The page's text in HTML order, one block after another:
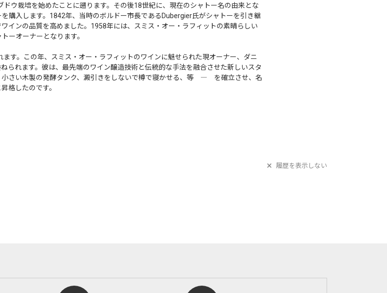
ウ栽培を始めたことに遡ります。その後18世紀に、現在のシャトー名の由来とな
購入します。1842年、当時のボルドー市長であるDubergier氏がシャトーを引き継
インの品質を高めました。1958年には、スミス・オー・ラフィットの素晴らしい
ーオーナーとなります。
す。この年、スミス・オー・ラフィットのワインに魅せられた現オーナー、ダニ
られます。彼は、最先端のワイン醸造技術と伝統的な手法を融合させた新しいスタ
い木製の発酵タンク、澱引きをしないで樽で寝かせる、等 ― を確立させ、名
格したのです。
履歴を表示しない